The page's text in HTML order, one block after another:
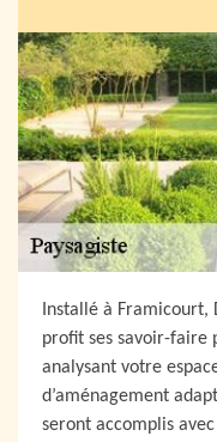
Installé à
profit ses savoir-faire
analysant votre
d’aménagement
seront accomplis